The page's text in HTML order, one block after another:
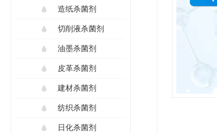
造纸杀菌剂
切削液杀菌剂
油墨杀菌剂
皮革杀菌剂
建材杀菌剂
纺织杀菌剂
日化杀菌剂